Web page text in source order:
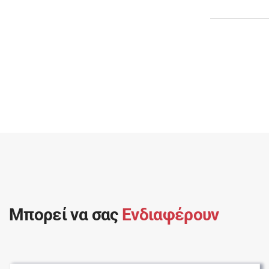
Μπορεί να σας Ενδιαφέρουν